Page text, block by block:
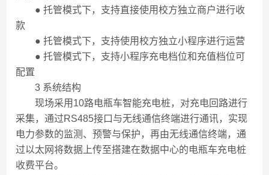
● 托管模式下，支持直接使用校方独立商户进行收
款
● 托管模式下，支持使用校方独立小程序进行运营
● 托管模式下，支持小程序充电档位和充值档位可
配置
3 系统结构
现场采用10路电瓶车智能充电桩，对充电回路进行
采集，通过RS485接口与无线通信终端进行通讯，实现
电力参数的监测、预警与保护，再由无线通信终端，通
过以太网将数据上传至搭建在数据中心的电瓶车充电桩
收费平台。